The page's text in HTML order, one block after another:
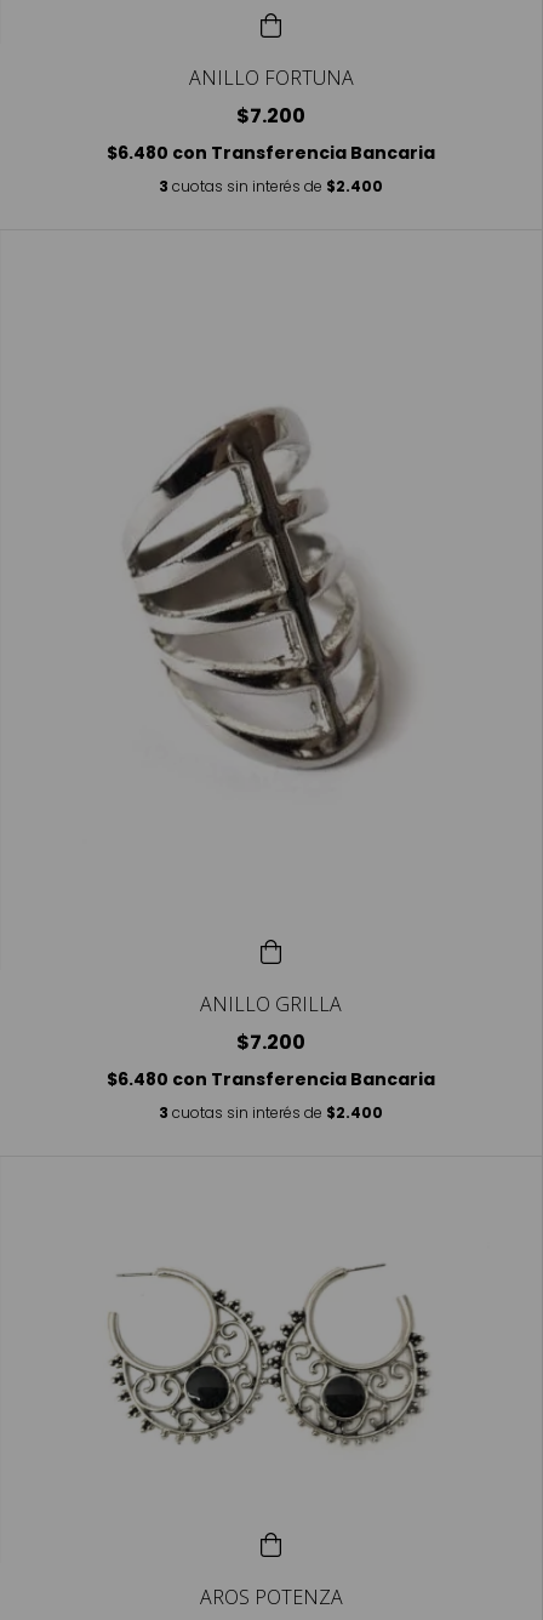
ANILLO FORTUNA
$7.200
$6.480 con Transferencia Bancaria
3 cuotas sin interés de $2.400
ANILLO GRILLA
$7.200
$6.480 con Transferencia Bancaria
3 cuotas sin interés de $2.400
AROS POTENZA